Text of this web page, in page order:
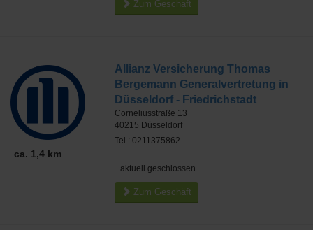
Zum Geschäft
ca. 1,4 km
Allianz Versicherung Thomas
Bergemann Generalvertretung in
Düsseldorf - Friedrichstadt
Corneliusstraße 13
40215 Düsseldorf
Tel.: 0211375862
aktuell geschlossen
Zum Geschäft